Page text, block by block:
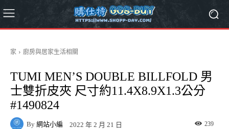
家 廚房與居家生活相關
TUMI MEN’S DOUBLE BILLFOLD 男
士雙折皮夾 尺寸約11.4X8.9X1.3公分
#1490824
By 網站小編 2022 年 2 月 21 日 239